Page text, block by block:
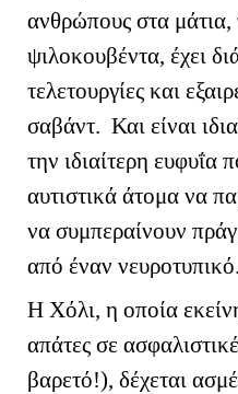
ανθρώπους στα μάτια,
ψιλοκουβέντα, έχει
τελετουργίες και
σαβάντ. Και είναι
την ιδιαίτερη ευφυΐα
αυτιστικά άτομα να
να συμπεραίνουν
από έναν νευροτυπικό.
Η Χόλι, η οποία
απάτες σε
βαρετό!), δέχεται